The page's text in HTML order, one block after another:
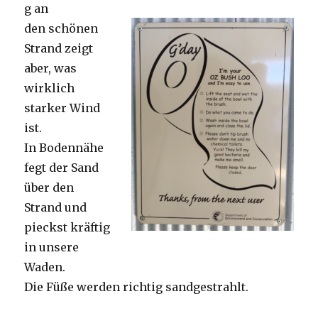
g an
den schönen
Strand zeigt
aber, was
wirklich
starker Wind
ist.
In Bodennähe
fegt der Sand
über den
Strand und
pieckst kräftig
in unsere
Waden.
Die Füße werden richtig sandgestrahlt.